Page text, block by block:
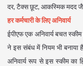
दर, टैक्स छूट, आकस्मिक मदद
हर कर्मचारी के लिए अनिवार्य
ईपीएफ एक अनिवार्य बचत
ने इस संबंध में नियम भी बनाया
अनिवार्य रूप से इस स्कीम का